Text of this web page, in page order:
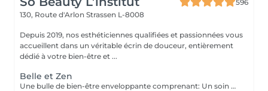
596
130, Route d'Arlon Strassen L-8008
Depuis 2019, nos esthéticiennes qualifiées et passionnées vous
accueillent dans un véritable écrin de douceur, entièrement
dédié à votre bien-être et ...
Belle et Zen
Une bulle de bien-être enveloppante comprenant: Un soin du visage nettoyant et hydratant d'une durée de 60 minutes. (Démaquillage, gommage, extraction des comédons, massage visage, masque et crème de soin) Une manucure ( Limage, la pousse et coupe des cuticules, gommage et massage avec crème de soin. Base transparente comprise si souhaitée) Un massage relaxant des pieds ou des mains d'une durée de 20 minutes